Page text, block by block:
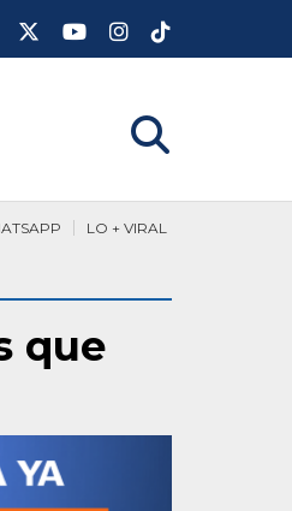
LO + VIRAL
que